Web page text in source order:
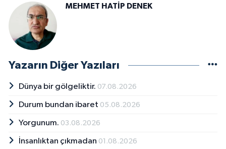
MEHMET HATİP DENEK
Yazarın Diğer Yazıları
Dünya bir gölgeliktir. 07.08.2026
Durum bundan ibaret 05.08.2026
Yorgunum. 03.08.2026
İnsanlıktan çıkmadan 01.08.2026